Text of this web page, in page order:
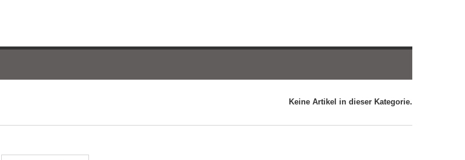
Keine Artikel in dieser Kategorie.